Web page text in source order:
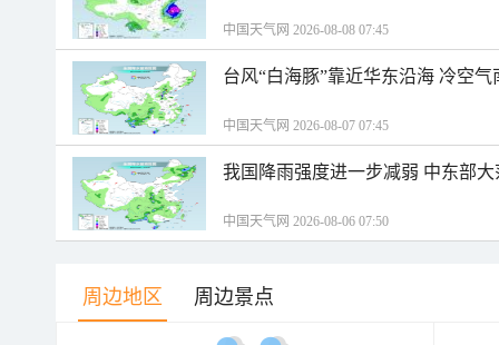
中国天气网 2026-08-08 07:45
台风“白海豚”靠近华东沿海 冷空
中国天气网 2026-08-07 07:45
我国降雨强度进一步减弱 中东部
中国天气网 2026-08-06 07:50
周边地区 周边景点